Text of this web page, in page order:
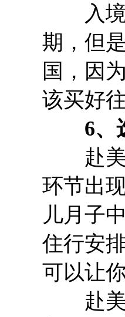
入境
期，但
国，因
该买好
6、选
赴美
环节出
儿月子
住行安
可以让
赴美